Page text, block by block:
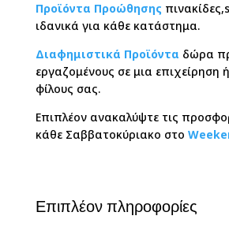
Προϊόντα Προώθησης
ιδανικά για κάθε κατάστημα.
Διαφημιστικά Προϊόντα δώρα
εργαζομένους σε μια επιχείρηση
φίλους σας.
Επιπλέον ανακαλύψτε τις
κάθε Σαββατοκύριακο στο
Επιπλέον πληροφορίες